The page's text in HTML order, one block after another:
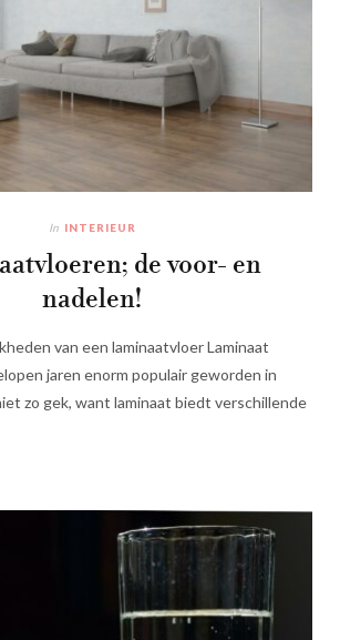
In INTERIEUR
de voor- en
nadelen!
van een laminaatvloer Laminaat
jaren enorm populair geworden in
zo gek, want laminaat biedt verschillende